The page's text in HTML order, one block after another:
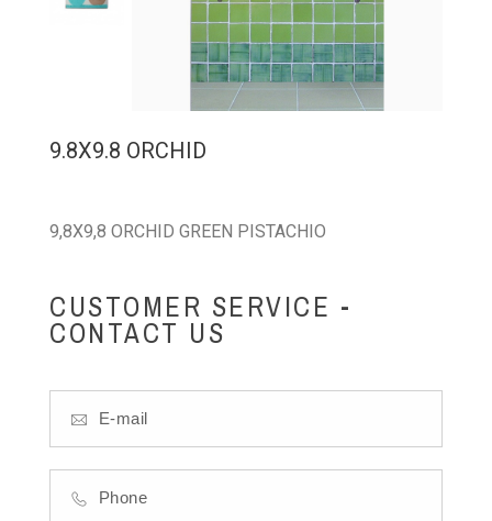
9.8X9.8 ORCHID
9,8X9,8 ORCHID GREEN PISTACHIO
CUSTOMER SERVICE -
CONTACT US